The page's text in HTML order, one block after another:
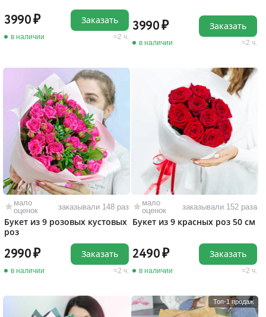
3990
в наличии 2 ч.
Заказать 3990
в наличии 2 ч.
Заказать
мало
оценок
заказывали 148 раз
Букет из 9 розовых кустовых
роз
2990
в наличии 2 ч.
Заказать
мало
оценок
заказывали 152 раза
Букет из 9 красных роз 50 см
2490
в наличии 2 ч.
Заказать
Топ-1 продаж